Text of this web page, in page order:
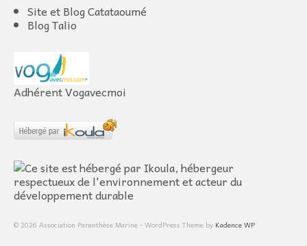
Site et Blog Catataoumé
Blog Talio
Adhérent Vogavecmoi
© 2026 Association Parenthèse Marine - WordPress Theme by Kadence WP